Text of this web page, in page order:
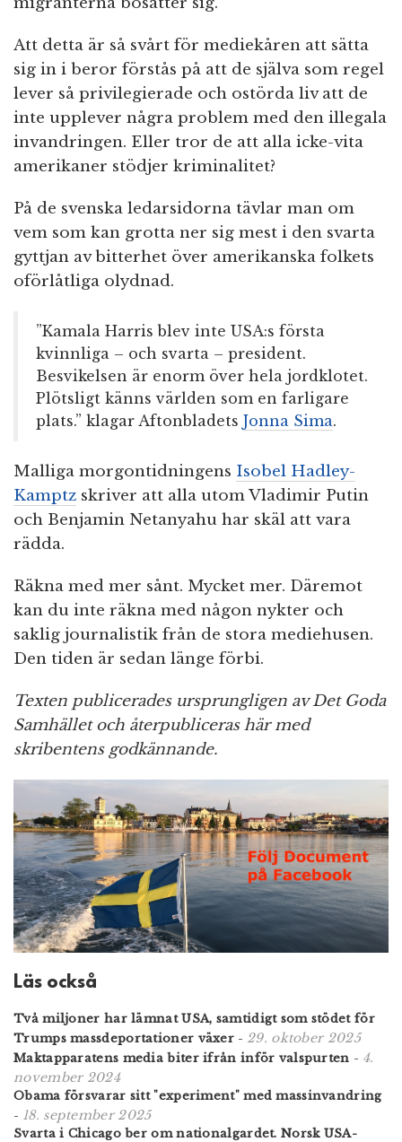
Att detta är så svårt för mediekåren att sätta
sig in i beror förstås på att de själva som regel
lever så privilegierade och ostörda liv att de
inte upplever några problem med den illegala
invandringen. Eller tror de att alla icke-vita
amerikaner stödjer kriminalitet?
På de svenska ledarsidorna tävlar man om
vem som kan grotta ner sig mest i den svarta
gyttjan av bitterhet över amerikanska folkets
oförlåtliga olydnad.
”Kamala Harris blev inte USA:s första
kvinnliga – och svarta – president.
Besvikelsen är enorm över hela jordklotet.
Plötsligt känns världen som en farligare
plats.” klagar Aftonbladets Jonna Sima.
Malliga morgontidningens Isobel Hadley-
Kamptz skriver att alla utom Vladimir Putin
och Benjamin Netanyahu har skäl att vara
rädda.
Räkna med mer sånt. Mycket mer. Däremot
kan du inte räkna med någon nykter och
saklig journalistik från de stora mediehusen.
Den tiden är sedan länge förbi.
Texten publicerades ursprungligen av Det Goda
Samhället och återpubliceras här med
skribentens godkännande.
Läs också
Två miljoner har lämnat USA, samtidigt som stödet för
Trumps massdeportationer växer - 29. oktober 2025
Maktapparatens media biter ifrån inför valspurten - 4.
november 2024
Obama försvarar sitt "experiment" med massinvandring
- 18. september 2025
Svarta i Chicago ber om nationalgardet. Norsk USA-